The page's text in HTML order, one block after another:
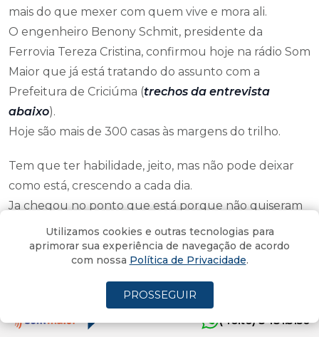
mais do que mexer com quem vive e mora ali.
O engenheiro Benony Schmit, presidente da
Ferrovia Tereza Cristina, confirmou hoje na rádio Som
Maior que já está tratando do assunto com a
Prefeitura de Criciúma (trechos da entrevista
abaixo).
Hoje são mais de 300 casas às margens do trilho.
Tem que ter habilidade, jeito, mas não pode deixar
como está, crescendo a cada dia.
Ja chegou no ponto que está porque não quiseram
agir, para não se incomodar, talvez.
No caso do Universidade Gratuita também há que
ter muita habilidade, jeito, pisar em ovos, e
inesgotável disposição para o diálogo.
Governador Jorginho Mello anunciou que vai
(4oito) 3431.5150
Utilizamos cookies e outras tecnologias para
aprimorar sua experiência de navegação de acordo
com nossa Política de Privacidade.
PROSSEGUIR